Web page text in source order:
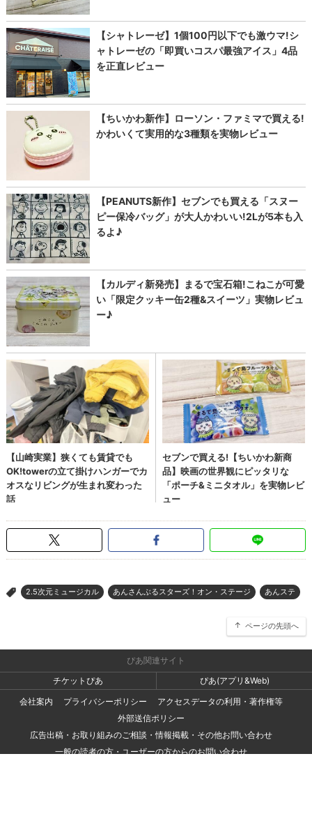
> 2.5次元ミュージカル あんさんぶるスターズ！オン・ステージ あんステ
ページの先頭へ
ぴあ関連サイト
チケットぴあ
ぴあ(アプリ&Web)
会社案内
プライバシーポリシー
アクセスデータの利用・著作権等
外部送信ポリシー
広告出稿・お取り組みのご相談・情報掲載・その他お問い合わせ
一般の読者の方・ユーザーの方からのお問い合わせ